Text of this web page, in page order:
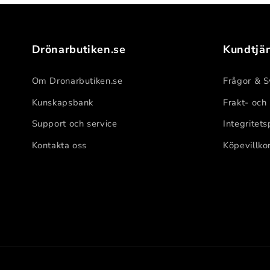
Drönarbutiken.se
Om Dronarbutiken.se
Kunskapsbank
Support och service
Kontakta oss
Frågor &
Frakt-